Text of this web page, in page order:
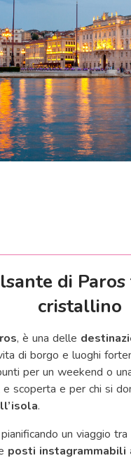
di
cristallino
, è una delle
di borgo e luoghi
per un weekend o
scoperta e per chi si
.
un viaggio
posti instagrammabili